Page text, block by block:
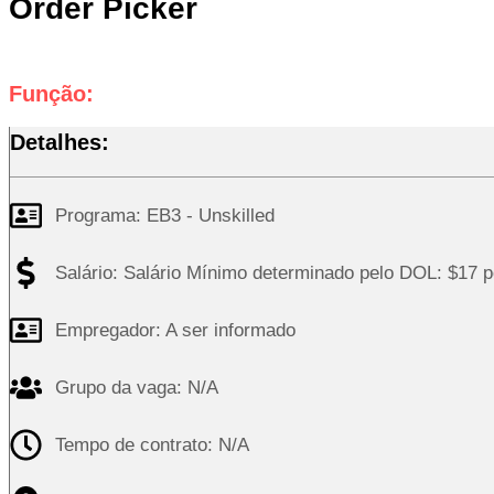
Order Picker
Função:
Detalhes:
Programa: EB3 - Unskilled
Salário: Salário Mínimo determinado pelo DOL: $17
Empregador: A ser informado
Grupo da vaga: N/A
Tempo de contrato: N/A